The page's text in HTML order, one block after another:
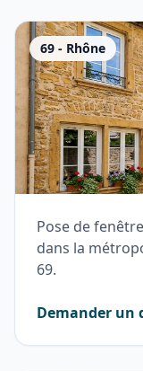
69 - Rhône
Pose de
dans la
69.
Demander un